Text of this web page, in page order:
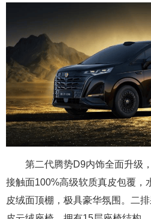
第二代腾势D9内饰全面升级，
接触面100%高级软质真皮包覆，
皮绒面顶棚，极具豪华氛围。二